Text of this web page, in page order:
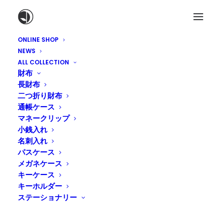
ONLINE SHOP
NEWS
ALL COLLECTION
財布
長財布
二つ折り財布
通帳ケース
マネークリップ
小銭入れ
名刺入れ
パスケース
メガネケース
キーケース
キーホルダー
ステーショナリー
年末年始のお休みについて
2024年12月24日
店